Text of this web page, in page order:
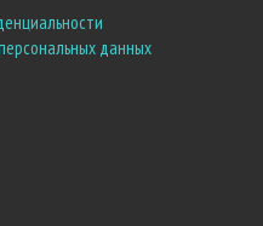
данных